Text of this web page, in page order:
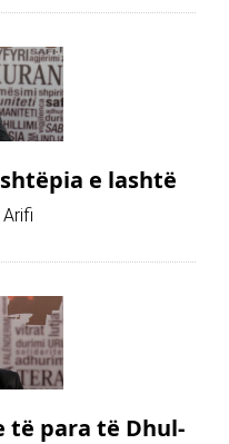
e lashtë
Arifi
të para të Dhul-